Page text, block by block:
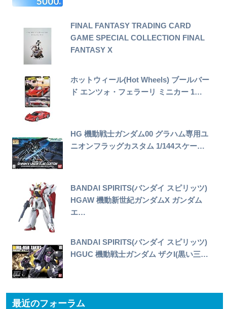
FINAL FANTASY TRADING CARD
GAME SPECIAL COLLECTION FINAL
FANTASY X
ホットウィール(Hot Wheels) ブールバー
ド エンツォ・フェラーリ ミニカー 1…
HG 機動戦士ガンダム00 グラハム専用ユ
ニオンフラッグカスタム 1/144スケー…
BANDAI SPIRITS(バンダイ スピリッツ)
HGAW 機動新世紀ガンダムX ガンダム
エ…
BANDAI SPIRITS(バンダイ スピリッツ)
HGUC 機動戦士ガンダム ザクI(黒い三…
最近のフォーラム